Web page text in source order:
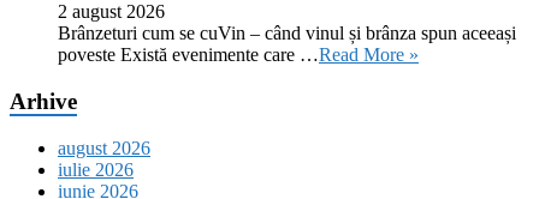
2 august 2026
Brânzeturi cum se cuVin – când vinul și brânza spun aceeași
poveste Există evenimente care …Read More »
Arhive
august 2026
iulie 2026
iunie 2026